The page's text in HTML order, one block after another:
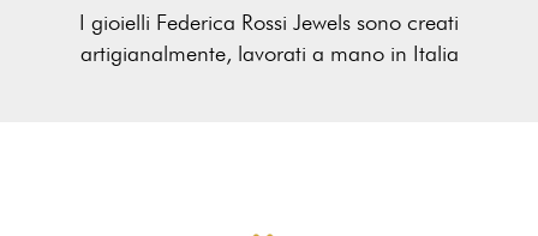
I gioielli Federica Rossi Jewels sono creati
artigianalmente, lavorati a mano in Italia